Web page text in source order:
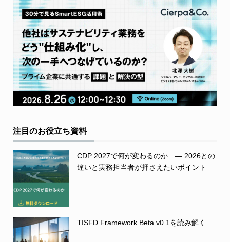
注目のお役立ち資料
CDP 2027で何が変わるのか ― 2026との
違いと実務担当者が押さえたいポイント ―
TISFD Framework Beta v0.1を読み解く